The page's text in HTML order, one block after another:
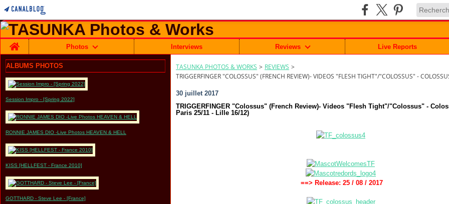
Home
Photos Interviews Reviews Live Reports
ALBUMS PHOTOS
Session Impro - [Spring 2022]
RONNIE JAMES DIO -Live Photos HEAVEN & HELL
KISS [HELLFEST - France 2010]
GOTTHARD - Steve Lee - [France]
TASUNKA PHOTOS & WORKS > REVIEWS >
TRIGGERFINGER "COLOSSUS" (FRENCH REVIEW)- VIDEOS "FLESH TIGHT"/"COLOSSUS" -
30 juillet 2017
TRIGGERFINGER "Colossus" (French Review)- Videos "Flesh Tight"/"Colossus" -
Paris 25/11 - Lille 16/12)
==> Release: 25 / 08 / 2017